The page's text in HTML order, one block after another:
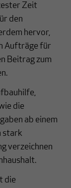
Zeit
den
hervor,
Aufträge für
Beitrag zum
die
ab einem
stark
verzeichnen
die